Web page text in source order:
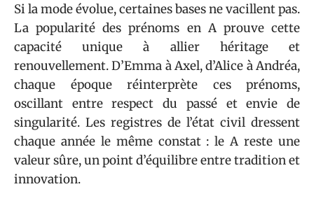
Si la mode évolue, certaines bases ne vacillent pas.
La popularité des prénoms en A prouve cette
capacité unique à allier héritage et
renouvellement. D’Emma à Axel, d’Alice à Andréa,
chaque époque réinterprète ces prénoms,
oscillant entre respect du passé et envie de
singularité. Les registres de l’état civil dressent
chaque année le même constat : le A reste une
valeur sûre, un point d’équilibre entre tradition et
innovation.